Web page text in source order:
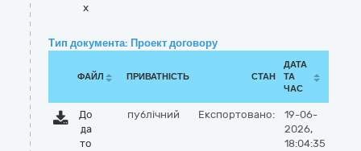
x
Тип документа: Проект договору
ФАЙЛ ПРИВАТНІСТЬ СТАН
ДАТА
ТА
ЧАС
До
да
то
публічний Експортовано:
19-06-
2026,
18:04:35